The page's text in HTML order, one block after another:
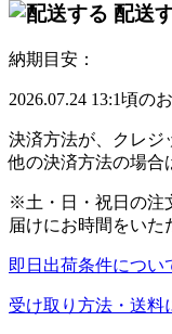
配送
納期目安：
2026.07.24 13:1頃の
決済方法が、クレジ
他の決済方法の場合
※土・日・祝日の注
届けにお時間をいた
即日出荷条件につい
受け取り方法・送料